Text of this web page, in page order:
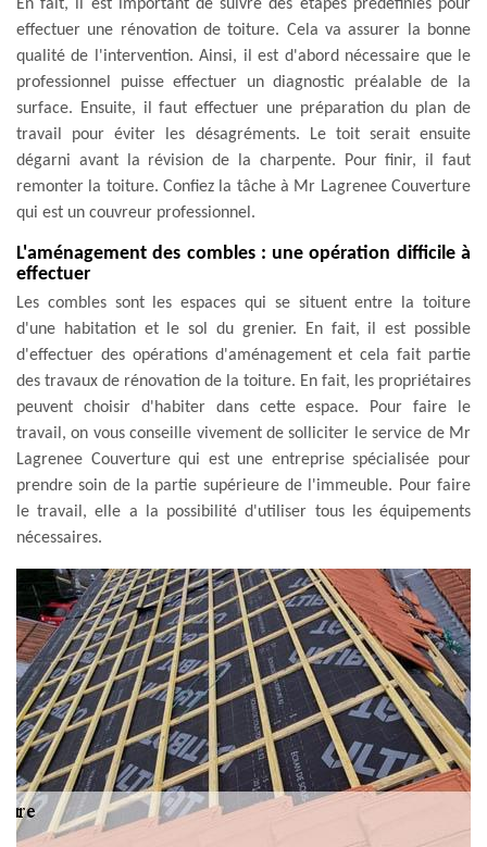
En fait, il est important de suivre des étapes prédéfinies pour
effectuer une rénovation de toiture. Cela va assurer la bonne
qualité de l'intervention. Ainsi, il est d'abord nécessaire que le
professionnel puisse effectuer un diagnostic préalable de la
surface. Ensuite, il faut effectuer une préparation du plan de
travail pour éviter les désagréments. Le toit serait ensuite
dégarni avant la révision de la charpente. Pour finir, il faut
remonter la toiture. Confiez la tâche à Mr Lagrenee Couverture
qui est un couvreur professionnel.
L'aménagement des combles : une opération difficile à
effectuer
Les combles sont les espaces qui se situent entre la toiture
d'une habitation et le sol du grenier. En fait, il est possible
d'effectuer des opérations d'aménagement et cela fait partie
des travaux de rénovation de la toiture. En fait, les propriétaires
peuvent choisir d'habiter dans cette espace. Pour faire le
travail, on vous conseille vivement de solliciter le service de Mr
Lagrenee Couverture qui est une entreprise spécialisée pour
prendre soin de la partie supérieure de l'immeuble. Pour faire
le travail, elle a la possibilité d'utiliser tous les équipements
nécessaires.